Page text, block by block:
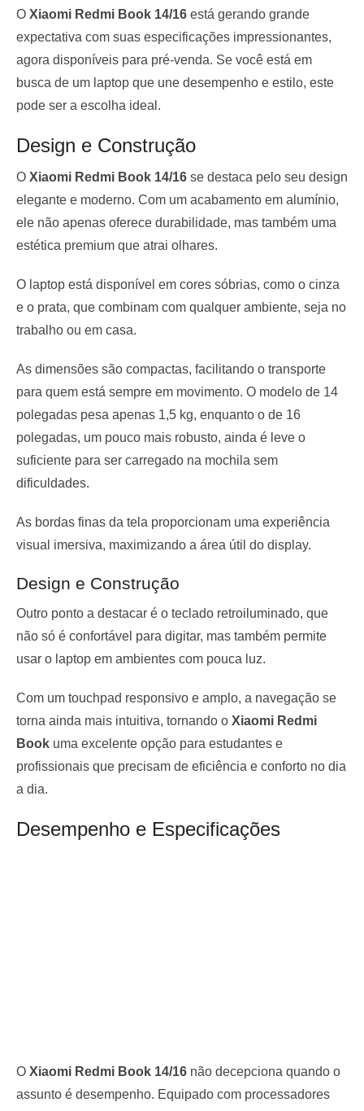
O Xiaomi Redmi Book 14/16 está gerando grande
expectativa com suas especificações impressionantes,
agora disponíveis para pré-venda. Se você está em
busca de um laptop que une desempenho e estilo, este
pode ser a escolha ideal.
Design e Construção
O Xiaomi Redmi Book 14/16 se destaca pelo seu design
elegante e moderno. Com um acabamento em alumínio,
ele não apenas oferece durabilidade, mas também uma
estética premium que atrai olhares.
O laptop está disponível em cores sóbrias, como o cinza
e o prata, que combinam com qualquer ambiente, seja no
trabalho ou em casa.
As dimensões são compactas, facilitando o transporte
para quem está sempre em movimento. O modelo de 14
polegadas pesa apenas 1,5 kg, enquanto o de 16
polegadas, um pouco mais robusto, ainda é leve o
suficiente para ser carregado na mochila sem
dificuldades.
As bordas finas da tela proporcionam uma experiência
visual imersiva, maximizando a área útil do display.
Design e Construção
Outro ponto a destacar é o teclado retroiluminado, que
não só é confortável para digitar, mas também permite
usar o laptop em ambientes com pouca luz.
Com um touchpad responsivo e amplo, a navegação se
torna ainda mais intuitiva, tornando o Xiaomi Redmi
Book uma excelente opção para estudantes e
profissionais que precisam de eficiência e conforto no dia
a dia.
Desempenho e Especificações
O Xiaomi Redmi Book 14/16 não decepciona quando o
assunto é desempenho. Equipado com processadores